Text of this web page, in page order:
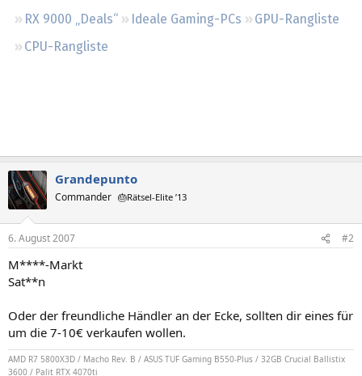
RX 9000 „Deals“
Ideale Gaming-PCs
GPU-Rangliste
CPU-Rangliste
Grandepunto
Commander 🎂Rätsel-Elite ’13
6. August 2007 #2
M****-Markt
Sat**n
Oder der freundliche Händler an der Ecke, sollten dir eines für
um die 7-10€ verkaufen wollen.
AMD R7 5800X3D / Macho Rev. B / ASUS TUF Gaming B550-Plus / 32GB Crucial Ballistix
3600 / Palit RTX 4070ti